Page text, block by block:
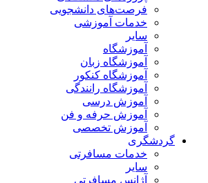
فرصت‌های دانشجویی
خدمات آموزشی
سایر
آموزشگاه
آموزشگاه زبان
آموزشگاه کنکور
آموزشگاه رانندگی
آموزش درسی
آموزش حرفه و فن
آموزش تخصصی
گردشگری
خدمات مسافرتی
سایر
آژانس مسافرتی